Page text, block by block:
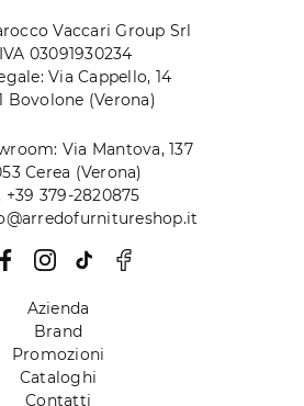
Vaccari Group Srl
03091930234
Via Cappello, 14
Bovolone (Verona)
Via Mantova, 137
Cerea (Verona)
+39 379-2820875
Azienda
Brand
Promozioni
Cataloghi
Contatti